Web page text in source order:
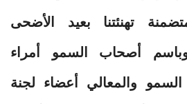
المتضمنة تهنئتنا بعيد الأضحى
أصحاب السمو أمراء
والمعالي أعضاء لجنة